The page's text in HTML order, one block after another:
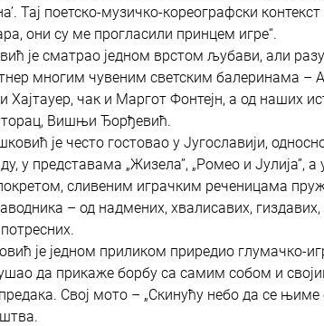
Тај поетско-музичко-кореографски
они су ме прогласили принцем игре“.
је сматрао једном врстом љубави, али
многим чувеним светским балеринама
Хајтауер, чак и Маргот Фонтејн, а од наших
Вишњи Ђорђевић.
је често гостовао у Југославији,
у представама „Жизела”, „Ромео и Јулија”,
сливеним играчким реченицама
– од надмених, хвалисавих,
је једном приликом приредио глумачко-
да прикаже борбу са самим собом и
Свој мото – „Скинућу небо да се